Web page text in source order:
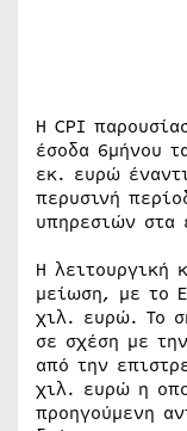
Η CPI
έσοδα 6μήνου
εκ. ευρώ
περυσινή
υπηρεσιών στα
H λειτουργική
μείωση, με το
χιλ. ευρώ. Το
σε σχέση με
από την
χιλ. ευρώ η
προηγούμενη